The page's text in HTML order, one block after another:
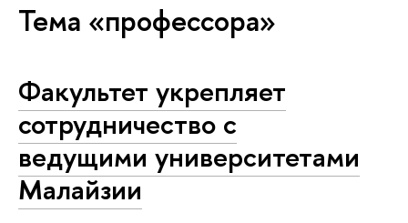
Тема «профессора»
Факультет укрепляет
сотрудничество с
ведущими университетами
Малайзии